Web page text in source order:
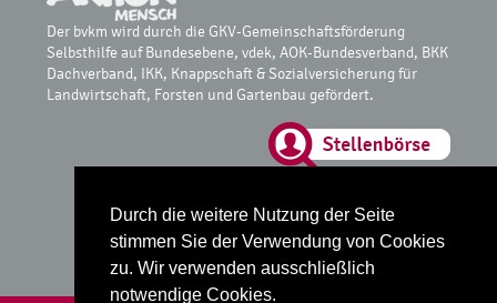
Durch die weitere Nutzung der Seite
stimmen Sie der Verwendung von Cookies
zu. Wir verwenden ausschließlich
notwendige Cookies.
Der bvkm wird durch die GKV-Gemeinschaftsförderung
Selbsthilfe auf Bundesebene, vdek, AOK-Bundesverband, BKK
Dachverband, IKK, Knappschaft & Sozialversicherung für
Landwirtschaft, Forsten und Gartenbau gefördert.
Datenschutz
Impressum